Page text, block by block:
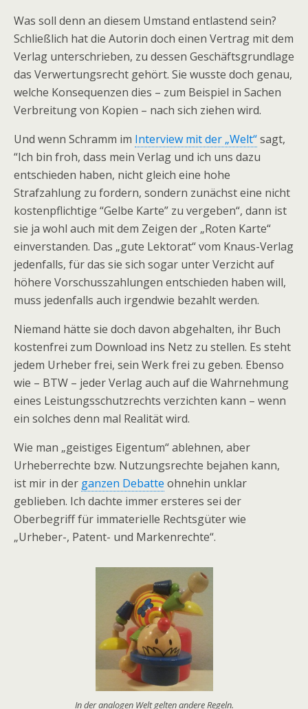
Was soll denn an diesem Umstand entlastend sein?
Schließlich hat die Autorin doch einen Vertrag mit dem
Verlag unterschrieben, zu dessen Geschäftsgrundlage
das Verwertungsrecht gehört. Sie wusste doch genau,
welche Konsequenzen dies – zum Beispiel in Sachen
Verbreitung von Kopien – nach sich ziehen wird.
Und wenn Schramm im Interview mit der „Welt“sagt,
“Ich bin froh, dass mein Verlag und ich uns dazu
entschieden haben, nicht gleich eine hohe
Strafzahlung zu fordern, sondern zunächst eine nicht
kostenpflichtige “Gelbe Karte” zu vergeben“, dann ist
sie ja wohl auch mit dem Zeigen der „Roten Karte“
einverstanden. Das „gute Lektorat“ vom Knaus-Verlag
jedenfalls, für das sie sich sogar unter Verzicht auf
höhere Vorschusszahlungen entschieden haben will,
muss jedenfalls auch irgendwie bezahlt werden.
Niemand hätte sie doch davon abgehalten, ihr Buch
kostenfrei zum Download ins Netz zu stellen. Es steht
jedem Urheber frei, sein Werk frei zu geben. Ebenso
wie – BTW – jeder Verlag auch auf die Wahrnehmung
eines Leistungsschutzrechts verzichten kann – wenn
ein solches denn mal Realität wird.
Wie man „geistiges Eigentum“ ablehnen, aber
Urheberrechte bzw. Nutzungsrechte bejahen kann,
ist mir in der ganzen Debatte ohnehin unklar
geblieben. Ich dachte immer ersteres sei der
Oberbegriff für immaterielle Rechtsgüter wie
„Urheber-, Patent- und Markenrechte“.
In der analogen Welt gelten andere Regeln.